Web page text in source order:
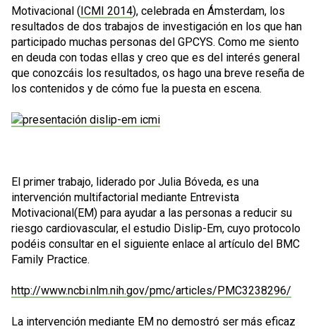
Motivacional (ICMI 2014), celebrada en Ámsterdam, los
resultados de dos trabajos de investigación en los que han
participado muchas personas del GPCYS. Como me siento
en deuda con todas ellas y creo que es del interés general
que conozcáis los resultados, os hago una breve reseña de
los contenidos y de cómo fue la puesta en escena.
El primer trabajo, liderado por Julia Bóveda, es una
intervención multifactorial mediante Entrevista
Motivacional(EM) para ayudar a las personas a reducir su
riesgo cardiovascular, el estudio Dislip-Em, cuyo protocolo
podéis consultar en el siguiente enlace al artículo del BMC
Family Practice.
http://www.ncbi.nlm.nih.gov/pmc/articles/PMC3238296/
La intervención mediante EM no demostró ser más eficaz